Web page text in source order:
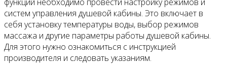
систем управления душевой кабины. Это включает в
себя установку температуры воды, выбор режимов
массажа и другие параметры работы душевой кабины.
Для этого нужно ознакомиться с инструкцией
производителя и следовать указаниям.